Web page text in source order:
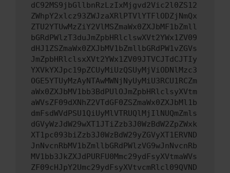
dC92MS9jbGllbnRzLzIxMjgvd2Vic2l0ZS12
ZWhpY2xlcz93ZWJzaXRlPTVlYTFlODZjNmQx
ZTU2YTUwMzZiY2VlMSZmaWx0ZXJbMF1bZmll
bGRdPWlzT3duJmZpbHRlclswXVt2YWx1ZV09
dHJ1ZSZmaWx0ZXJbMV1bZmllbGRdPW1vZGVs
JmZpbHRlclsxXVt2YWx1ZV09JTVCJTdCJTIy
YXVkYXJpc19pZCUyMiUzQSUyMjViODNlMzc3
OGE5YTUyMzAyNTAwMWNjNyUyMiU3RCU1RCZm
aWx0ZXJbMV1bb3BdPUlOJmZpbHRlclsyXVtm
aWVsZF09dXNhZ2VTdGF0ZSZmaWx0ZXJbMl1b
dmFsdWVdPSU1QiUyMlVTRUQlMjIlNUQmZmls
dGVyWzJdW29wXT1JTiZzb3J0WzBdW2ZpZWxk
XT1pc093biZzb3J0WzBdW29yZGVyXT1ERVND
JnNvcnRbMV1bZmllbGRdPWlzVG9wJnNvcnRb
MV1bb3JkZXJdPURFU0Mmc29ydFsyXVtmaWVs
ZF09cHJpY2Umc29ydFsyXVtvcmRlcl09QVND